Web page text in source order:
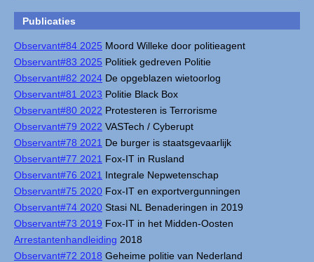
Publicaties
Observant#84 2025 Moord Willeke door politieagent
Observant#83 2025 Politiek gedreven Politie
Observant#82 2024 De opgeblazen wietoorlog
Observant#81 2023 Politie Black Box
Observant#80 2022 Protesteren is Terrorisme
Observant#79 2022 VASTech / Cyberupt
Observant#78 2021 De burger is staatsgevaarlijk
Observant#77 2021 Fox-IT in Rusland
Observant#76 2021 Integrale Nepwetenschap
Observant#75 2020 Fox-IT en exportvergunningen
Observant#74 2020 Stasi NL Benaderingen in 2019
Observant#73 2019 Fox-IT in het Midden-Oosten
Arrestantenhandleiding 2018
Observant#72 2018 Geheime politie van Nederland